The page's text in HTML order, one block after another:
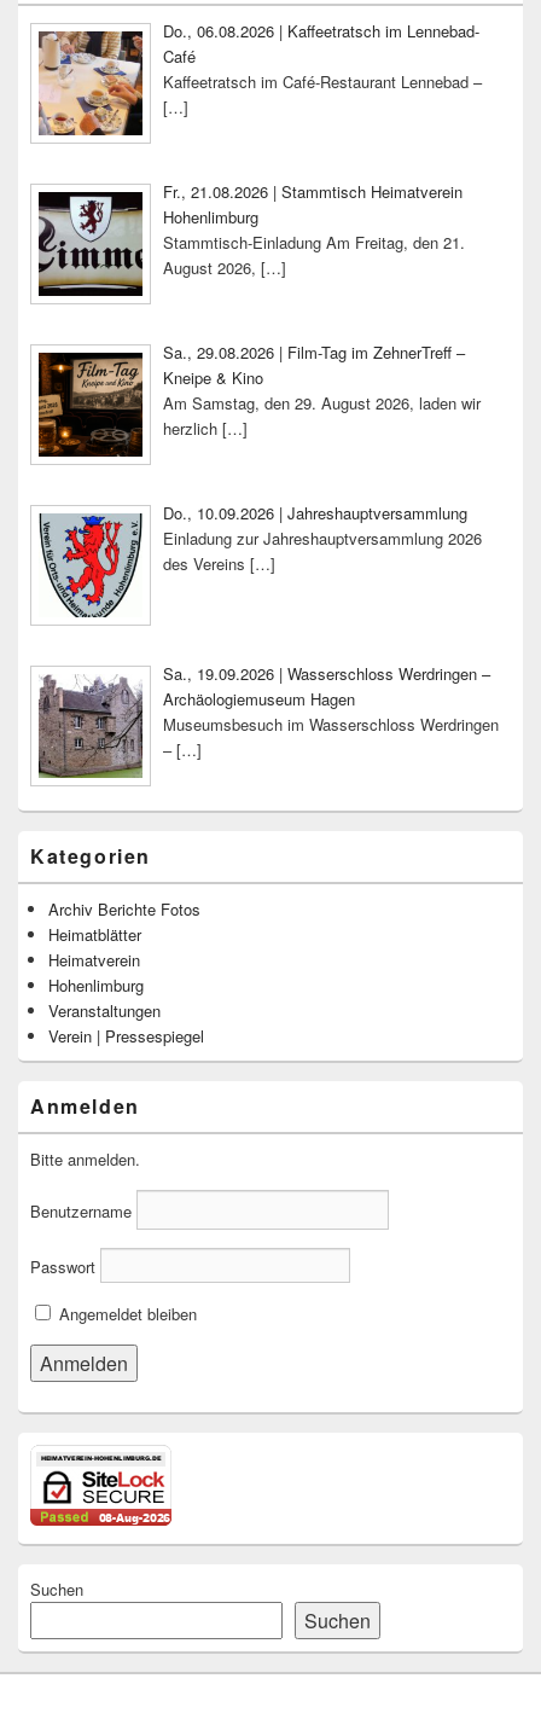
Widgetbereich
Do., 06.08.2026 | Kaffeetratsch im Lennebad-
Café
Kaffeetratsch im Café-Restaurant Lennebad –
[…]
Fr., 21.08.2026 | Stammtisch Heimatverein
Hohenlimburg
Stammtisch-Einladung Am Freitag, den 21.
August 2026, […]
Sa., 29.08.2026 | Film-Tag im ZehnerTreff –
Kneipe & Kino
Am Samstag, den 29. August 2026, laden wir
herzlich […]
Do., 10.09.2026 | Jahreshauptversammlung
Einladung zur Jahreshauptversammlung 2026
des Vereins […]
Sa., 19.09.2026 | Wasserschloss Werdringen –
Archäologiemuseum Hagen
Museumsbesuch im Wasserschloss Werdringen
–[…]
Kategorien
Archiv Berichte Fotos
Heimatblätter
Heimatverein
Hohenlimburg
Veranstaltungen
Verein | Pressespiegel
Anmelden
Bitte anmelden.
Benutzername
Passwort
Angemeldet bleiben
Suchen
Suchen